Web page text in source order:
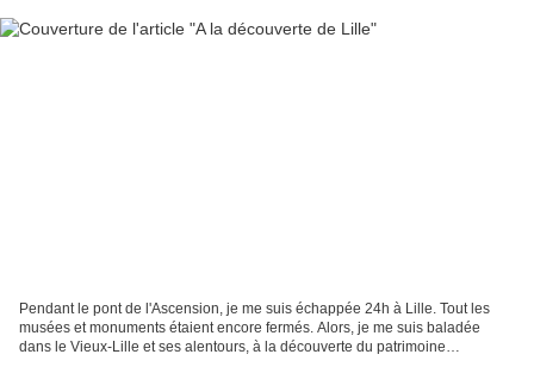
Pendant le pont de l'Ascension, je me suis échappée 24h à Lille. Tout les
musées et monuments étaient encore fermés. Alors, je me suis baladée
dans le Vieux-Lille et ses alentours, à la découverte du patrimoine